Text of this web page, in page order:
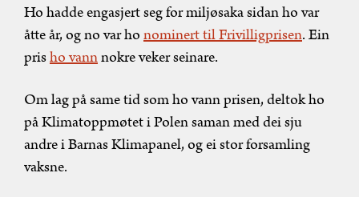
Ho hadde engasjert seg for miljøsaka sidan ho var
åtte år, og no var honominert til Frivilligprisen. Ein
prisho vannnokre veker seinare.
Om lag på same tid som ho vann prisen, deltok ho
på Klimatoppmøtet i Polen saman med dei sju
andre i Barnas Klimapanel, og ei stor forsamling
vaksne.